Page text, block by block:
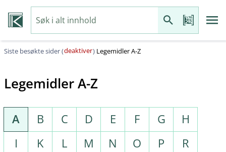
Siste besøkte sider (deaktiver) Legemidler A-Z
Legemidler A-Z
A B C D E F G
H
I
K L M N O P
R